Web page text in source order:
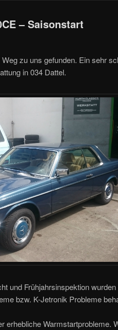
– Saisonstart
zu uns gefunden. Ein sehr
in 034 Dattel.
und Frühjahrsinspektion wurden
bzw. K-Jetronik Probleme
erhebliche Warmstartprobleme.